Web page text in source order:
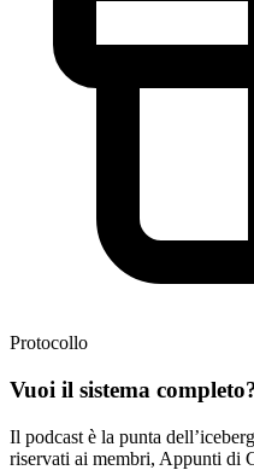
Protocollo
Vuoi il sistema
Il podcast è la punta
riservati ai membri, Appunti di